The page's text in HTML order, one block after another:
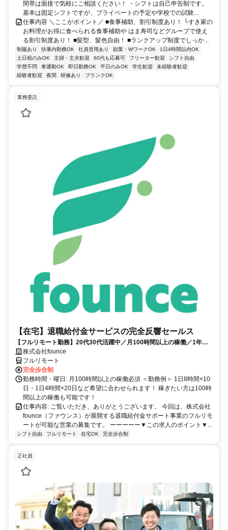
間帯は面接で気軽にご相談ください！ ・シフトは自己申告制です。
基本は固定シフトですが、プライベートの予定や学校での試験...
仕事内容 ＼ここがポイント／ ■食事補助、割引制度あり！ └すき家の
お料理がお得に食べられる食事補助や はま寿司などグループで使え
る割引制度あり！ ■髪型、髪色自由！ ■ランクアップ制度でしっか...
制服あり 扶養内勤務OK 社員登用あり 副業・WワークOK
1日4時間以内OK
土日祝のみOK
主婦・主夫歓迎 60代も応募可 フリーター歓迎
シフト自由
学歴不問
車通勤OK 即日勤務OK 平日のみOK 学生歓迎
未経験者歓迎
経験者歓迎
夜間 研修あり ブランクOK
業務委託
【在宅】退職給付金サービスの完全反響セールス
【フルリモート勤務】20代30代活躍中／月100時間以上の稼働／1年目
の最高月収100万円／営業経験1年あればOK／アポ取りなし提案のみ／
研修制度充実
株式会社founce
フルリモート
完全歩合制
勤務時間・曜日: 月100時間以上の稼働必須 ＜勤務例＞ 1日8時間×10
日・1日4時間×20日など希望に合わせられます！ 稼ぎたい方は100時
間以上の稼働も可能です！
仕事内容: ご覧いただき、ありがとうございます。 今回は、株式会社
founce（ファウンス）が展開する退職給付金サポート事業のフルリモ
ートが可能な営業の募集です。 ーーーーー▼この求人のポイント▼...
シフト自由 フルリモート 在宅OK 完全歩合制
正社員